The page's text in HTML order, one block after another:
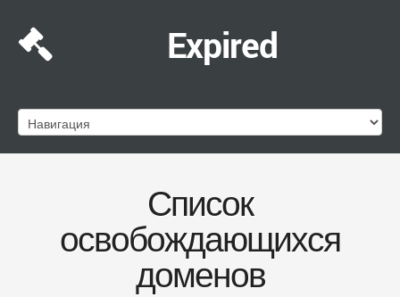
Expired
Список
освобождающихся
доменов